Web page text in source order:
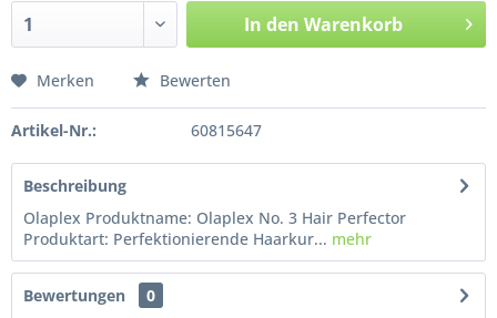
In den Warenkorb
Merken Bewerten
Artikel-Nr.: 60815647
Beschreibung
Olaplex Produktname: Olaplex No. 3 Hair Perfector
Produktart: Perfektionierende Haarkur... mehr
Bewertungen
0